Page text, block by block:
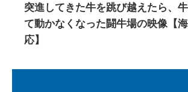
突進してきた牛を跳び越えたら、
て動かなくなった闘牛場の映像【
応】